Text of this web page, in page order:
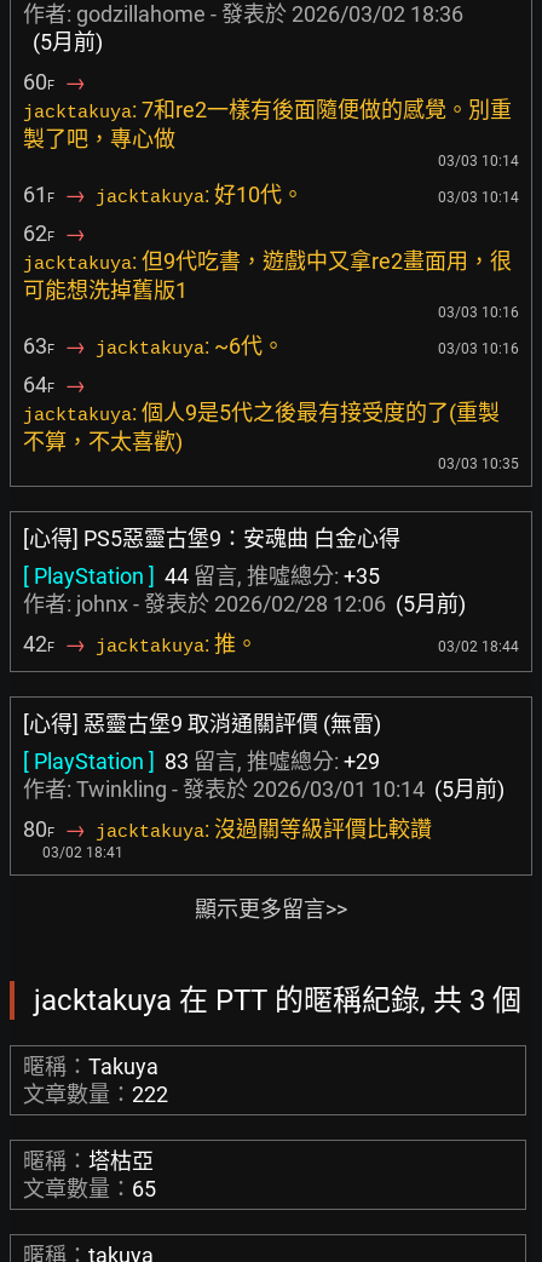
作者: godzillahome - 發表於 2026/03/02 18:36
(5月前)
60F →
jacktakuya: 7和re2一樣有後面隨便做的感覺。別重
製了吧，專心做
03/03 10:14
61 F → jacktakuya: 好10代。 03/03 10:14
62F →
jacktakuya: 但9代吃書，遊戲中又拿re2畫面用，很
可能想洗掉舊版1
03/03 10:16
63F → jacktakuya: ~6代。 03/03 10:16
64F →
jacktakuya: 個人9是5代之後最有接受度的了(重製
不算，不太喜歡)
03/03 10:35
[心得] PS5惡靈古堡9：安魂曲 白金心得
[ PlayStation ] 44 留言, 推噓總分: +35
作者: johnx - 發表於 2026/02/28 12:06 (5月前)
42F → jacktakuya: 推。 03/02 18:44
[心得] 惡靈古堡9 取消通關評價 (無雷)
[ PlayStation ] 83 留言, 推噓總分: +29
作者: Twinkling - 發表於 2026/03/01 10:14 (5月前)
80F → jacktakuya: 沒過關等級評價比較讚
03/02 18:41
顯示更多留言>>
jacktakuya 在 PTT 的暱稱紀錄, 共 3 個
暱稱： Takuya
文章數量： 222
暱稱： 塔枯亞
文章數量： 65
暱稱： takuya